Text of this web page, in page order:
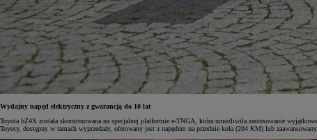
Od105 300 zł
Corolla Hatchback
HYBRID
Wydajny napęd elektryczny z gwarancją do 10 lat
Toyota bZ4X została skonstruowana na specjalnej platformie e-TNGA, która umożliwiła zastosowanie
Toyoty, dostępny w ramach wyprzedaży, oferowany jest z napędem na przednie koła (204 KM) lub